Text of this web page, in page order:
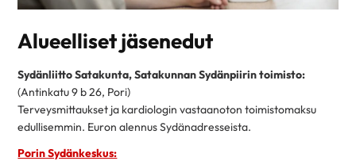
Alueelliset jäsenedut
Sydänliitto Satakunta, Satakunnan Sydänpiirin toimisto:
(Antinkatu 9 b 26, Pori)
Terveysmittaukset ja kardiologin vastaanoton toimistomaksu
edullisemmin. Euron alennus Sydänadresseista.
Porin Sydänkeskus: